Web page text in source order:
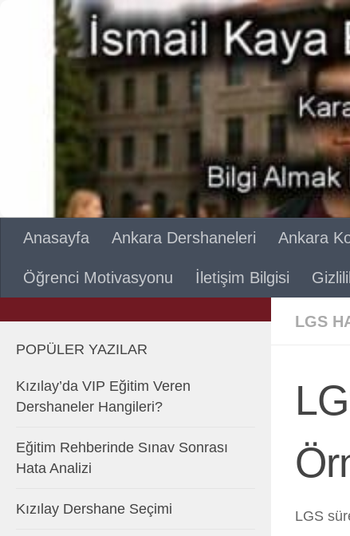
Skip to content
Anasayfa Ankara Dershaneleri Ankara
Öğrenci Motivasyonu İletişim Bilgisi
LGS
LGS
POPÜLER YAZILAR
Kızılay’da VIP Eğitim Veren
Dershaneler Hangileri?
Eğitim Rehberinde Sınav Sonrası
Hata Analizi
Kızılay Dershane Seçimi